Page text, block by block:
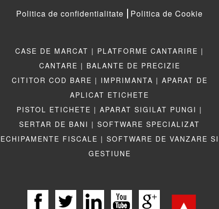
Politica de confidentialitate Politica de Cookie
CASE DE MARCAT | PLATFORME CANTARIRE |
CANTARE | BALANTE DE PRECIZIE
CITITOR COD BARE | IMPRIMANTA | APARAT DE
APLICAT ETICHETE
PISTOL ETICHETE | APARAT SIGILAT PUNGI |
SERTAR DE BANI | SOFTWARE SPECIALIZAT
ECHIPAMENTE FISCALE | SOFTWARE DE VANZARE SI
GESTIUNE